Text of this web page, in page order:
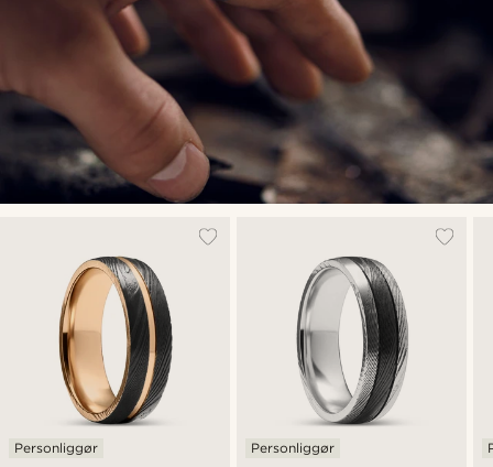
Personliggør Personliggør